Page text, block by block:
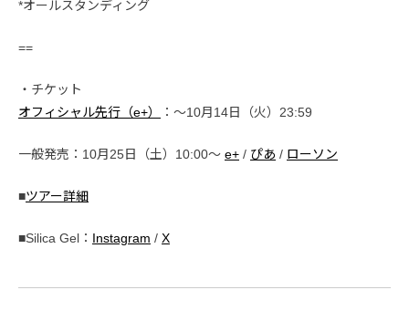
*オールスタンディング
==
・チケット
オフィシャル先行（e+）
：〜10月14日（火）23:59
一般発売：10月25日（土）10:00〜 e+ / ぴあ / ローソン
■ツアー詳細
■Silica Gel： Instagram / X